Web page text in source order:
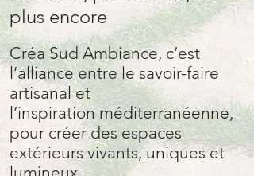
plus encore
Créa Sud Ambiance, c’est
l’alliance entre le savoir-faire
artisanal et
l’inspiration méditerranéenne,
pour créer des espaces
extérieurs vivants, uniques et